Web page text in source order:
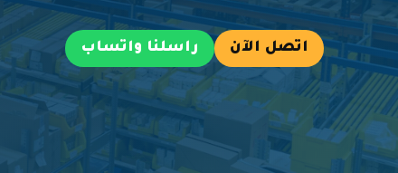
اتصل الآن راسلنا واتساب